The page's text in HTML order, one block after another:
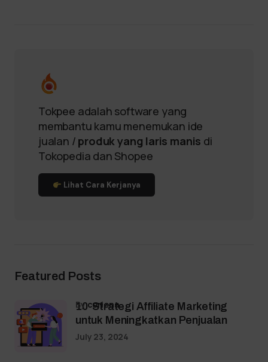
Tokpee adalah software yang
membantu kamu menemukan ide
jualan / produk yang laris manis di
Tokopedia dan Shopee
Lihat Cara Kerjanya
Featured Posts
10 Strategi Affiliate Marketing
untuk Meningkatkan Penjualan
bycoriena
July 23, 2024